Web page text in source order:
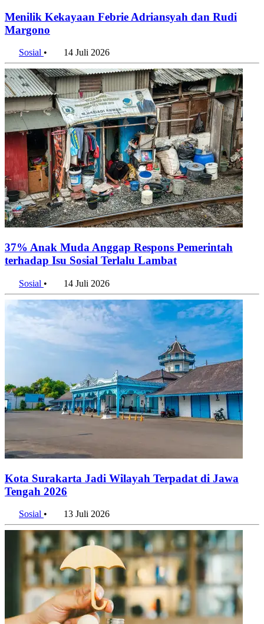
Menilik Kekayaan Febrie Adriansyah dan Rudi
Margono
Sosial • 14 Juli 2026
37% Anak Muda Anggap Respons Pemerintah
terhadap Isu Sosial Terlalu Lambat
Sosial • 14 Juli 2026
Kota Surakarta Jadi Wilayah Terpadat di Jawa
Tengah 2026
Sosial • 13 Juli 2026